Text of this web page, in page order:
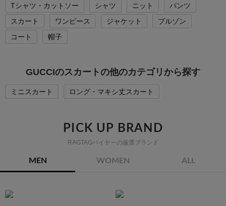
Tシャツ・カットソー シャツ ニット
パンツ
スカート
ワンピース ジャケット
ブルゾン
コート
帽子
GUCCIのスカートの他のカテゴリから探す
ミニスカート ロング・マキシ丈スカート
PICK UP BRAND
RAGTAGバイヤーの厳選ブランド
MEN WOMEN ALL